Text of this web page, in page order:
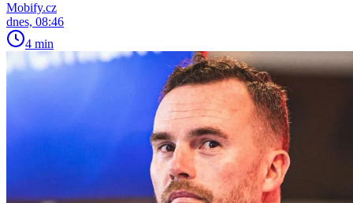
Mobify.cz
dnes, 08:46
4 min